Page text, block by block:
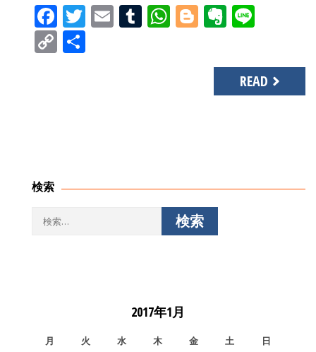
Facebook
Twitter
EmailTumblr
WhatsApp
Blogger
Copy
READ
検索
2017年1月
月 火 水 木 金 土
日